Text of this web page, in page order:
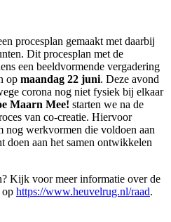
procesplan gemaakt met daarbij
Dit procesplan met de
een beeldvormende vergadering
op maandag 22 juni. Deze avond
corona nog niet fysiek bij elkaar
Maarn Mee! starten we na de
van co-creatie. Hiervoor
nog werkvormen die voldoen aan
doen aan het samen ontwikkelen
Kijk voor meer informatie over de
op https://www.heuvelrug.nl/raad.